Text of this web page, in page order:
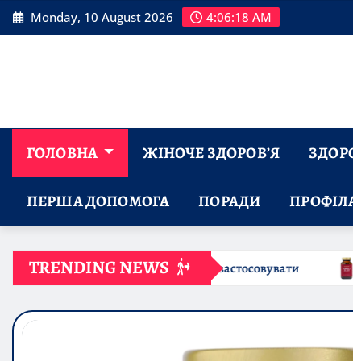
Skip
to
Monday, 10 August 2026 4:06:19 AM
ГОЛОВНА ЖІНОЧЕ ЗДОРОВ’Я
ПЕРША ДОПОМОГА ПОРАДИ
TRENDING NEWS
застосовувати Латентний дефіцит заліза: